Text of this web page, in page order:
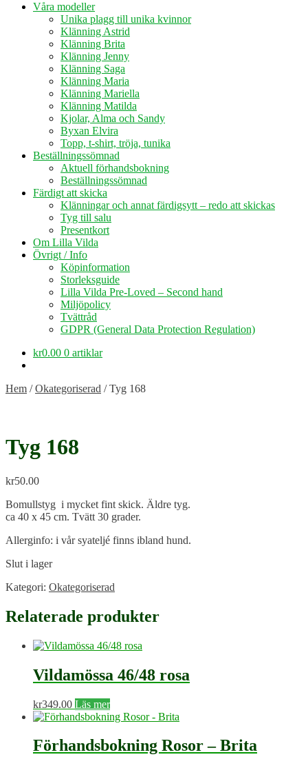
Våra modeller
Unika plagg till unika kvinnor
Klänning Astrid
Klänning Brita
Klänning Jenny
Klänning Saga
Klänning Maria
Klänning Mariella
Klänning Matilda
Kjolar, Alma och Sandy
Byxan Elvira
Topp, t-shirt, tröja, tunika
Beställningssömnad
Aktuell förhandsbokning
Beställningssömnad
Färdigt att skicka
Klänningar och annat färdigsytt – redo att skickas
Tyg till salu
Presentkort
Om Lilla Vilda
Övrigt / Info
Köpinformation
Storleksguide
Lilla Vilda Pre-Loved – Second hand
Miljöpolicy
Tvättråd
GDPR (General Data Protection Regulation)
kr0.00 0 artiklar
Hem /Okategoriserad /Tyg 168
Tyg 168
kr50.00
Bomullstyg i mycket fint skick. Äldre tyg.
ca 40 x 45 cm. Tvätt 30 grader.
Allerginfo: i vår syateljé finns ibland hund.
Slut i lager
Kategori: Okategoriserad
Relaterade produkter
Vildamössa 46/48 rosa
kr349.00 Läs mer
Förhandsbokning Rosor – Brita